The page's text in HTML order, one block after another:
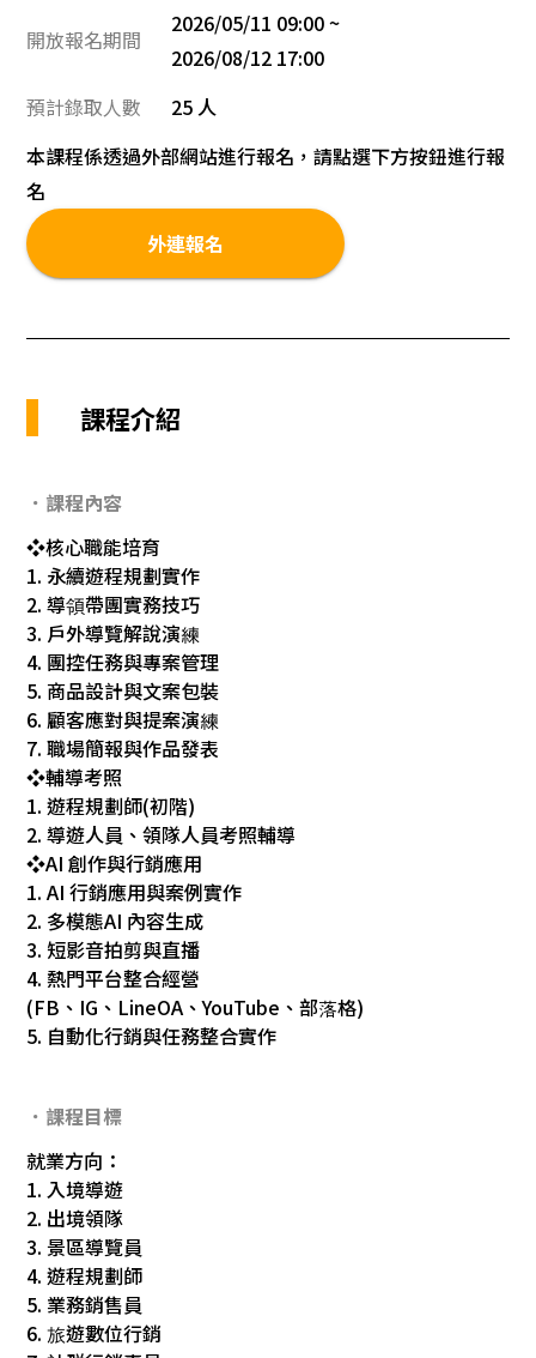
開放報名期間
2026/05/11 09:00 ~
2026/08/12 17:00
預計錄取人數
25 人
本課程係透過外部網站進行報名，請點選下方按鈕進行報
名
外連報名
課程介紹
．課程內容
❖核心職能培育
1. 永續遊程規劃實作
2. 導領帶團實務技巧
3. 戶外導覽解說演練
4. 團控任務與專案管理
5. 商品設計與文案包裝
6. 顧客應對與提案演練
7. 職場簡報與作品發表
❖輔導考照
1. 遊程規劃師(初階)
2. 導遊人員、領隊人員考照輔導
❖AI 創作與行銷應用
1. AI 行銷應用與案例實作
2. 多模態AI 內容生成
3. 短影音拍剪與直播
4. 熱門平台整合經營
(FB、IG、LineOA、YouTube、部落格)
5. 自動化行銷與任務整合實作
．課程目標
就業方向：
1. 入境導遊
2. 出境領隊
3. 景區導覽員
4. 遊程規劃師
5. 業務銷售員
6. 旅遊數位行銷